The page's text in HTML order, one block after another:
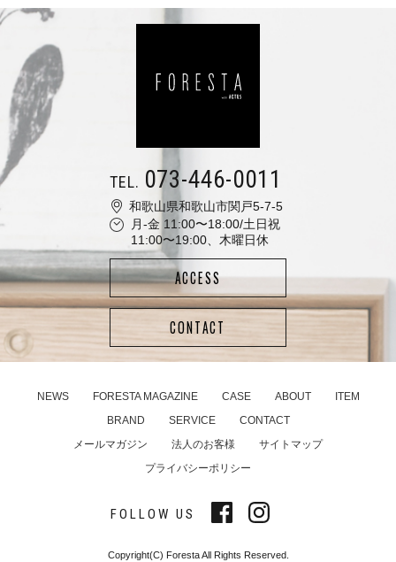
TEL. 073-446-0011
和歌山県和歌山市関戸5-7-5
月-金 11:00〜18:00/土日祝
11:00〜19:00、木曜日休
ACCESS
CONTACT
NEWS FORESTA MAGAZINE CASE ABOUT
ITEM
BRAND
SERVICE
CONTACT
メールマガジン
法人のお客様
サイトマップ
プライバシーポリシー
FOLLOW US
Copyright(C) Foresta All Rights Reserved.